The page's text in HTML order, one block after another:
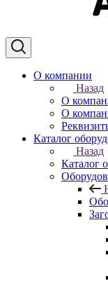
О компании
Назад
О
О
Каталог
Назад
Каталог